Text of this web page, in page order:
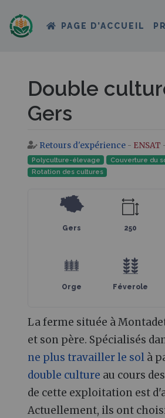
PAGE D’ACCUEIL
Double
Gers
Aller à :navigation,
Retours d'expérience - ENSAT
Polyculture-élevage Couverture du
Rotation des cultures
Gers 250
Orge Féverole
La ferme située à
et son père. Spécialisés
ne plus travailler le sol à
double culture au cours
de cette exploitation est
Actuellement, ils ont